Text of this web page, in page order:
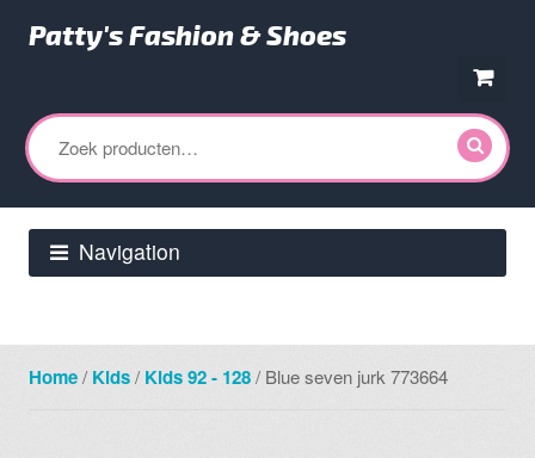
naar
navigatie
naar
de
inhoud
Patty's Fashion & Shoes
Zoeken
naar:
Navigation
Home/ Kids/ Kids 92 - 128/ Blue seven jurk 773664